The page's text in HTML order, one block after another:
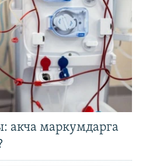
акча маркумдарга